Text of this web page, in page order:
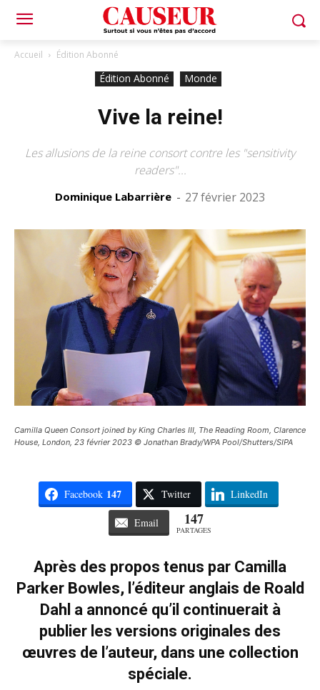
Accueil Édition Abonné
Édition Abonné Monde
Vive la reine!
Les allusions de la reine consort contre les "sensitivity
readers"...
Dominique Labarrière - 27 février 2023
Camilla Queen Consort joined by King Charles III, The Reading Room, Clarence
House, London, 23 février 2023 © Jonathan Brady/WPA Pool/Shutters/SIPA
Facebook 147 Twitter LinkedIn
Email 147
PARTAGES
Après des propos tenus par Camilla
Parker Bowles, l’éditeur anglais de Roald
Dahl a annoncé qu’il continuerait à
publier les versions originales des
œuvres de l’auteur, dans une collection
spéciale.